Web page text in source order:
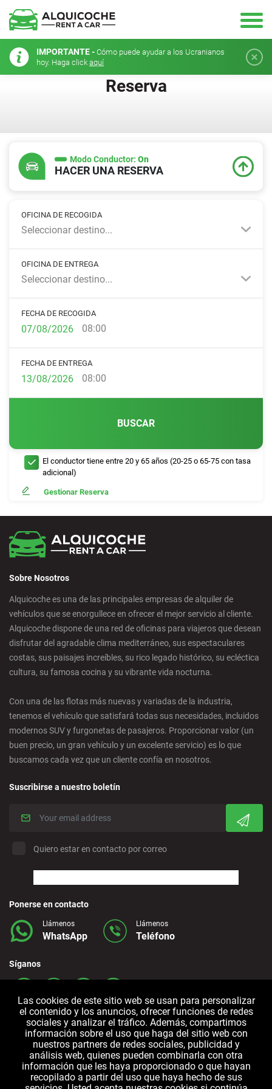
IMPORTANTE - Cómo puede ayudar a los Ucranianos
hoy. Haga click aquí
Reserva
Modo Conductor: On
HACER UNA RESERVA
OFICINA DE RECOGIDA
Seleccionar destino...
OFICINA DE ENTREGA
Seleccionar destino...
FECHA DE RECOGIDA
08:00
FECHA DE ENTREGA
08:00
BUSCAR
El conductor tiene entre 20 y 65 años (20-25 o 65-75 con tasa
adicional)
Gestionar Reserva
Sobre Nosotros
Alquicoche es una de las principales empresas de alquiler de
vehículos que se enorgullece en ofrecer el mejor servicio al cliente.
Alquicoche dispone de una red de oficinas para viajeros que desean
disfrutar del agradable clima mediterráneo, sus espectaculares
costas, sus paisajes increíbles, su rico legado histórico, su ecléctica
cultura, su famosa cocina y su vibrante vida nocturna.
Con una de las flotas más nuevas y variadas de la industria,
tenemos el vehículo que satisfará todas sus necesidades, incluidos
modernos SUV y furgonetas de pasajeros. Proporcionar valor (un
buen precio, un gran vehículo y un excelente servicio) es lo que
buscamos cada vez que un cliente confía en nosotros.
Suscribirse a nuestro boletín
Quiero estar en contacto por correo
Ponerse en contacto
Llámenos
WhatsApp
Llámenos
Teléfono
Síganos
Términos y
Condiciones
Política de
Privacidad
Política de
cookies
Las cookies de este sitio web se usan para personalizar
el contenido y los anuncios, ofrecer funciones de redes
sociales y analizar el tráfico. Además, compartimos
información sobre el uso que haga del sitio web con
nuestros partners de redes sociales, publicidad y
análisis web, quienes pueden combinarla con otra
información que les haya proporcionado o que hayan
recopilado a partir del uso que haya hecho de sus